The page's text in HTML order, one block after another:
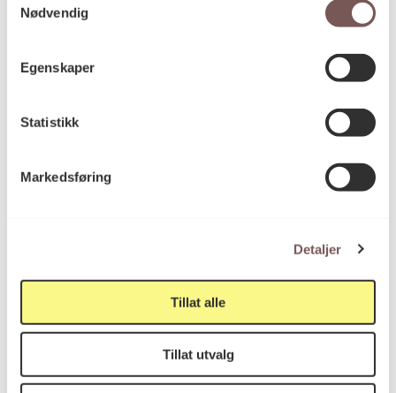
Nødvendig
Egenskaper
Statistikk
Markedsføring
Detaljer
Tillat alle
Tillat utvalg
Kategori
Mål
KORO.005879